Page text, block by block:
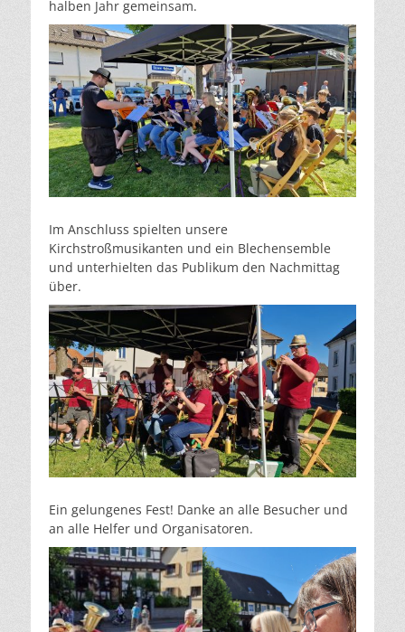
halben Jahr gemeinsam.
Im Anschluss spielten unsere
Kirchstroßmusikanten und ein Blechensemble
und unterhielten das Publikum den Nachmittag
über.
Ein gelungenes Fest! Danke an alle Besucher und
an alle Helfer und Organisatoren.